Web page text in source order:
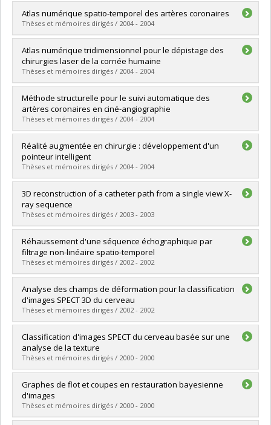
Lien vers le document dans Papyrus
Graduate :Dahmane, Mohamed
Cycle : Master's
Grade :M. Sc.
Lien vers le document dans Papyrus
Atlas numérique spatio-temporel des artères coronaires
Thèses et mémoires dirigés / 2004 - 2004
Graduate :Sherknies, Denis
Cycle :Doctoral
Grade :Ph. D.
Lien vers le document dans Papyrus
Atlas numérique tridimensionnel pour le dépistage des
chirurgies laser de la cornée humaine
Thèses et mémoires dirigés / 2004 - 2004
Graduate :Mriss, Khalid
Cycle :Master's
Grade :M. Sc.
Lien vers le document dans Papyrus
Méthode structurelle pour le suivi automatique des
artères coronaires en ciné-angiographie
Thèses et mémoires dirigés / 2004 - 2004
Graduate :Bellemare, Christian
Cycle :Master's
Grade :M. Sc.
Lien vers le document dans Papyrus
Réalité augmentée en chirurgie : développement d'un
pointeur intelligent
Thèses et mémoires dirigés / 2004 - 2004
Graduate :Lewis, Nicolas
Cycle :Master's
Grade :M. Sc.
Lien vers le document dans Papyrus
3D reconstruction of a catheter path from a single view X-
ray sequence
Thèses et mémoires dirigés / 2003 - 2003
Graduate :Weng, Ji Yao
Cycle :Master's
Grade :M. Sc.
Lien vers le document dans Papyrus
Réhaussement d'une séquence échographique par
filtrage non-linéaire spatio-temporel
Thèses et mémoires dirigés / 2002 - 2002
Graduate :Levac, Éric
Cycle :Master's
Grade :M. Sc.
Lien vers le document dans Papyrus
Analyse des champs de déformation pour la classification
d'images SPECT 3D du cerveau
Thèses et mémoires dirigés / 2002 - 2002
Graduate :Laliberté, Jean-François
Cycle :Master's
Grade :M. Sc.
Lien vers le document dans Papyrus
Classification d'images SPECT du cerveau basée sur une
analyse de la texture
Thèses et mémoires dirigés / 2000 - 2000
Graduate : Chaïbi, Yasmina
Cycle :Master's
Grade :M. Sc.
Lien vers le document dans Papyrus
Graphes de flot et coupes en restauration bayesienne
d'images
Thèses et mémoires dirigés / 2000 - 2000